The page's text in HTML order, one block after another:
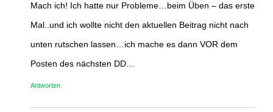
Mach ich! Ich hatte nur Probleme…beim Üben – das erste
Mal..und ich wollte nicht den aktuellen Beitrag nicht nach
unten rutschen lassen…ich mache es dann VOR dem
Posten des nächsten DD…
Antworten